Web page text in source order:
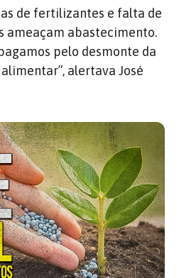
de fertilizantes e falta de
ameaçam abastecimento.
pelo desmonte da
alertava José